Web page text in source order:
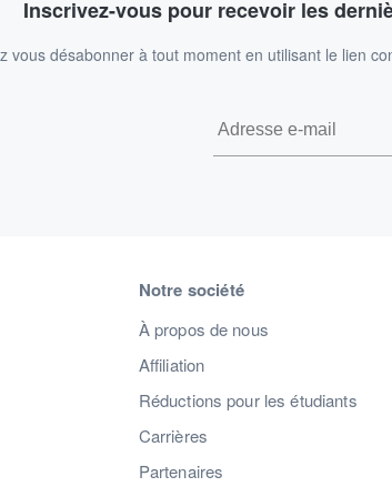
Inscrivez-vous pour recevoir les
vous désabonner à tout moment en utilisant le lien
Notre société
À propos de nous
Affiliation
Réductions pour les étudiants
Carrières
Partenaires